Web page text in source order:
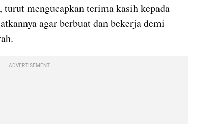
mengucapkan terima kasih kepada
agar berbuat dan bekerja demi
ADVERTISEMENT